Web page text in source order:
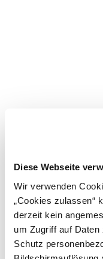
Diese Webseite
Wir verwenden
„Cookies zulassen“
derzeit kein
um Zugriff auf
Schutz